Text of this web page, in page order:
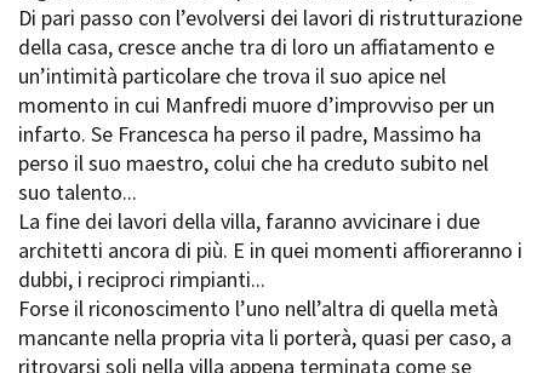
Di pari passo con l’evolversi dei lavori di ristrutturazione
della casa, cresce anche tra di loro un affiatamento e
un’intimità particolare che trova il suo apice nel
momento in cui Manfredi muore d’improvviso per un
infarto. Se Francesca ha perso il padre, Massimo ha
perso il suo maestro, colui che ha creduto subito nel
suo talento...
La fine dei lavori della villa, faranno avvicinare i due
architetti ancora di più. E in quei momenti affioreranno i
dubbi, i reciproci rimpianti...
Forse il riconoscimento l’uno nell’altra di quella metà
mancante nella propria vita li porterà, quasi per caso, a
ritrovarsi soli nella villa appena terminata come se